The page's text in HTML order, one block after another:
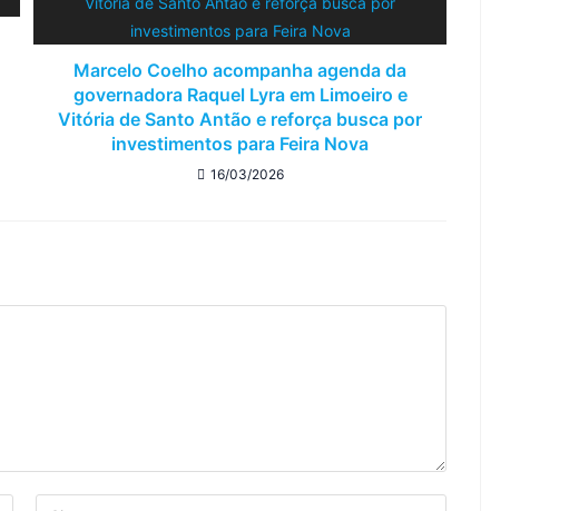
Marcelo Coelho acompanha agenda da
governadora Raquel Lyra em Limoeiro e
Vitória de Santo Antão e reforça busca por
investimentos para Feira Nova
16/03/2026